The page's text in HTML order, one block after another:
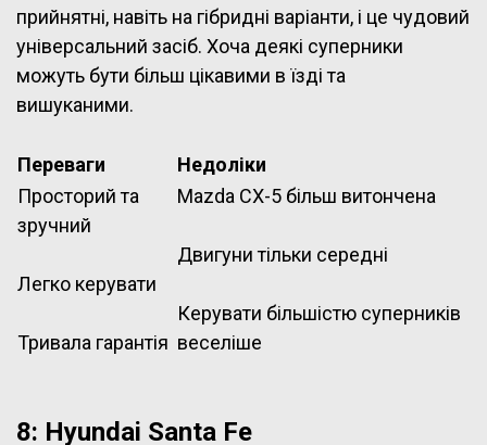
прийнятні, навіть на гібридні варіанти, і це чудовий
універсальний засіб. Хоча деякі суперники
можуть бути більш цікавими в їзді та
вишуканими.
Переваги
Недоліки
Просторий та
зручний
Легко керувати
Тривала гарантія
Mazda CX-5 більш витончена
Двигуни тільки середні
Керувати більшістю суперників
веселіше
8: Hyundai Santa Fe